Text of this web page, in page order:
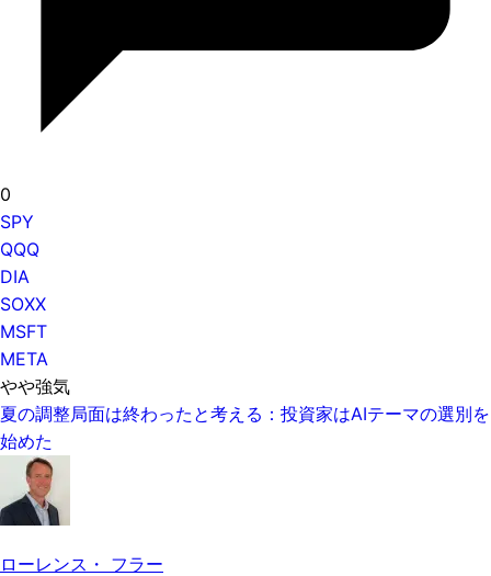
0
SPY
QQQ
DIA
SOXX
MSFT
META
やや強気
夏の調整局面は終わったと考える：投資家はAIテーマの選別を
始めた
ローレンス・ フラー